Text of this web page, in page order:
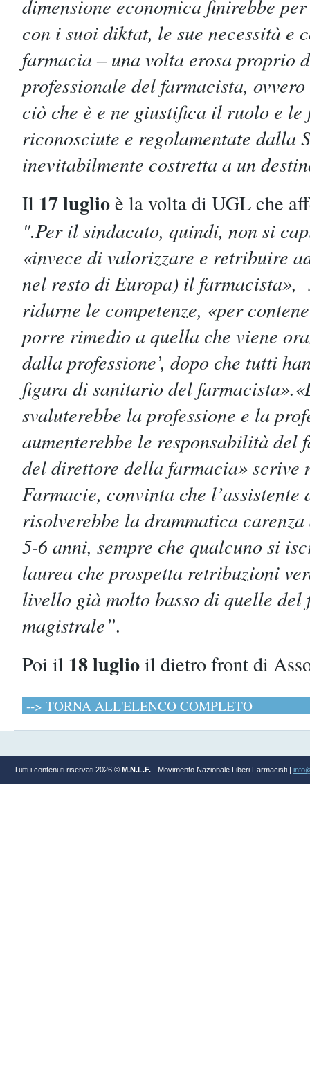
dimensione economica finirebbe
con i suoi diktat, le sue necessità e
farmacia – una volta erosa proprio
professionale del farmacista,
ciò che è e ne giustifica il ruolo e
riconosciute e regolamentate dalla
inevitabilmente costretta a un
Il 17 luglioè la volta di UGL che
".Per il sindacato, quindi, non si
«invece di valorizzare e retribuire
nel resto di Europa) il farmacista»,
ridurne le competenze, «per
porre rimedio a quella che viene
dalla professione’, dopo che tutti
figura di sanitario del
svaluterebbe la professione e la
aumenterebbe le responsabilità del
del direttore della farmacia» scrive
Farmacie, convinta che
risolverebbe la drammatica
5-6 anni, sempre che qualcuno si
laurea che prospetta retribuzioni
livello già molto basso di quelle del
magistrale”.
Poi il 18 luglioil dietro front di
--> TORNA ALL'ELENCO COMPLETO
Tutti i contenuti riservati 2026 © M.N.L.F. - Movimento Nazionale Liberi Farmacisti |